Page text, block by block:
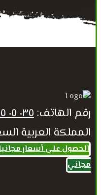
رقم الهاتف: ٠٣٥ ٠٥ ٠٥ ٥٣ ٩٦٦+
المملكة العربية
الحصول على أسعار مجاني
مجاني